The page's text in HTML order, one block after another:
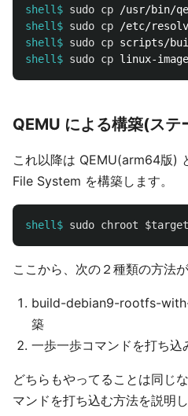
shell$ sudo cp /usr/
shell$ sudo cp /
shell$ sudo cp scripts/
shell$ sudo cp linux-
QEMU による構築(ステ
これ以降は QEMU(arm64版)
File System を構築します。
shell$ sudo chroot
ここから、次の２種類の方法が
build-debian9-rootfs-
築
一歩一歩コマンドを打ち込
どちらもやってることは同じ
マンドを打ち込む方法を説明し